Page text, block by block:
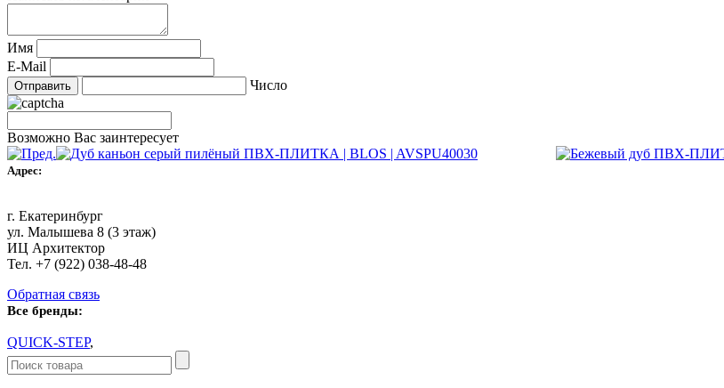
Имя
E-Mail
Число
Возможно Вас заинтересует
Адрес:
г. Екатеринбург
ул. Малышева 8 (3 этаж)
ИЦ Архитектор
Тел. +7 (922) 038-48-48
Обратная связь
Все бренды:
QUICK-STEP,